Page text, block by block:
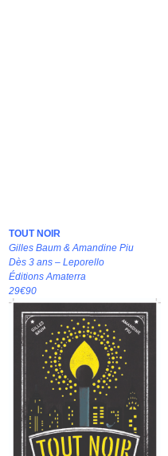
TOUT NOIR
Gilles Baum & Amandine Piu
Dès 3 ans – Leporello
Éditions Amaterra
29€90